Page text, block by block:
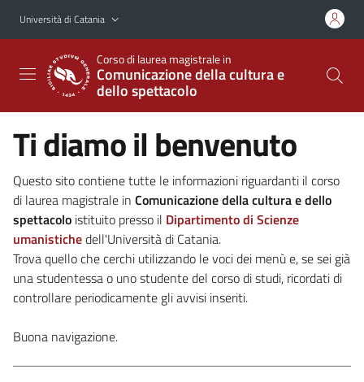
Vai al contenuto principale
Vai al menu di navigazione
Università di Catania
Corso di laurea magistrale in
Comunicazione della cultura e
dello spettacolo
Ti diamo il benvenuto
Questo sito contiene tutte le informazioni riguardanti il corso
di laurea magistrale in Comunicazione della cultura e dello
spettacolo istituito presso il Dipartimento di Scienze
umanistichedell'Università di Catania.
Trova quello che cerchi utilizzando le voci dei menù e, se sei già
una studentessa o uno studente del corso di studi, ricordati di
controllare periodicamente gli avvisi inseriti.
Buona navigazione.